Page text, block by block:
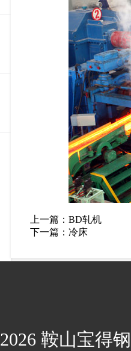
上一篇： BD轧机
下一篇： 冷床
鞍山宝得钢